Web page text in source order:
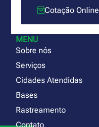
Cotação Online
MENU
Sobre nós
Serviços
Cidades Atendidas
Bases
Rastreamento
Contato